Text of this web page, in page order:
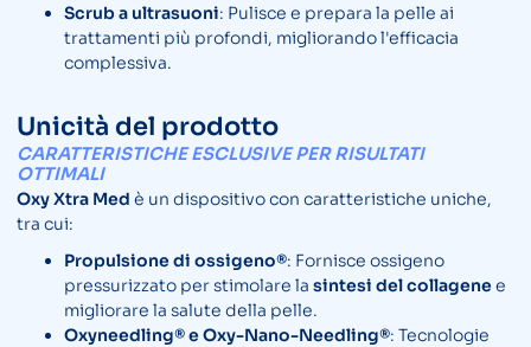
Scrub a ultrasuoni: Pulisce e prepara la pelle ai
trattamenti più profondi, migliorando l'efficacia
complessiva.
Unicità del prodotto
CARATTERISTICHE ESCLUSIVE PER RISULTATI
OTTIMALI
Oxy Xtra Med è un dispositivo con caratteristiche uniche,
tra cui:
Propulsione di ossigeno®: Fornisce ossigeno
pressurizzato per stimolare la sintesi del collagenee
migliorare la salute della pelle.
Oxyneedling® e Oxy-Nano-Needling®: Tecnologie